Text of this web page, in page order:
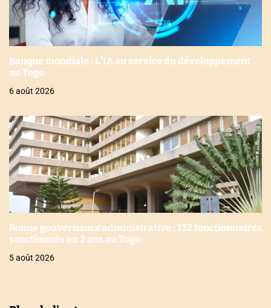
Banque mondiale : L’IA au service du développement
au Togo
6 août 2026
Bonne gouvernance administrative : 132 fonctionnaires
sanctionnés en 2 ans au Togo
5 août 2026